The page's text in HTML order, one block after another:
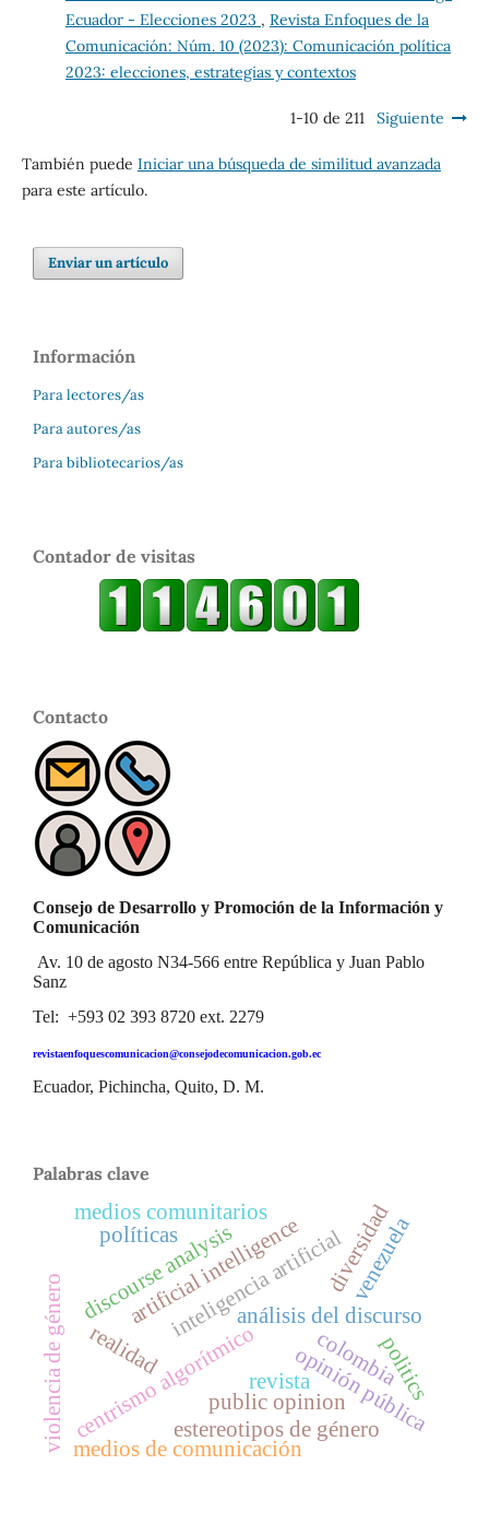
Ecuador - Elecciones 2023 , Revista Enfoques de la
Comunicación: Núm. 10 (2023): Comunicación política
2023: elecciones, estrategias y contextos
1-10 de 211 Siguiente
También puede Iniciar una búsqueda de similitud avanzada
para este artículo.
Enviar un artículo
Información
Para lectores/as
Para autores/as
Para bibliotecarios/as
Contador de visitas
Contacto
Consejo de Desarrollo y Promoción de la Información y
Comunicación
Av. 10 de agosto N34-566 entre República y Juan Pablo
Sanz
Tel: +593 02 393 8720 ext. 2279
revistaenfoquescomunicacion@consejodecomunicacion.gob.ec
Ecuador, Pichincha, Quito, D. M.
Palabras clave
inteligencia artificial
análisis del discurso
centrismo algorítmico opinión pública
artificial intelligence
discourse analysis
public opinion
medios de comunicación
violencia de género estereotipos de género
diversidad
realidad
medios comunitarios
colombia
venezuela
políticas
politics
revista